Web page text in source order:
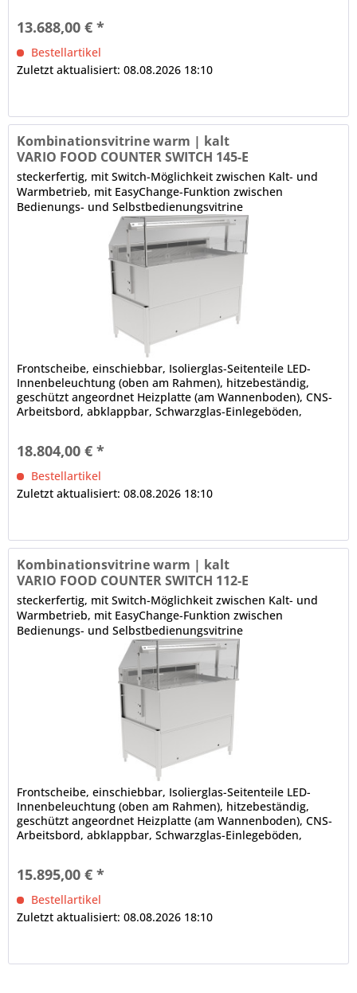
13.688,00 € *
Bestellartikel
Zuletzt aktualisiert: 08.08.2026 18:10
Kombinationsvitrine warm | kalt
VARIO FOOD COUNTER SWITCH 145-E
steckerfertig, mit Switch-Möglichkeit zwischen Kalt- und
Warmbetrieb, mit EasyChange-Funktion zwischen
Bedienungs- und Selbstbedienungsvitrine
Frontscheibe, einschiebbar, Isolierglas-Seitenteile LED-
Innenbeleuchtung (oben am Rahmen), hitzebeständig,
geschützt angeordnet Heizplatte (am Wannenboden), CNS-
Arbeitsbord, abklappbar, Schwarzglas-Einlegeböden,
18.804,00 € *
Bestellartikel
Zuletzt aktualisiert: 08.08.2026 18:10
Kombinationsvitrine warm | kalt
VARIO FOOD COUNTER SWITCH 112-E
steckerfertig, mit Switch-Möglichkeit zwischen Kalt- und
Warmbetrieb, mit EasyChange-Funktion zwischen
Bedienungs- und Selbstbedienungsvitrine
Frontscheibe, einschiebbar, Isolierglas-Seitenteile LED-
Innenbeleuchtung (oben am Rahmen), hitzebeständig,
geschützt angeordnet Heizplatte (am Wannenboden), CNS-
Arbeitsbord, abklappbar, Schwarzglas-Einlegeböden,
15.895,00 € *
Bestellartikel
Zuletzt aktualisiert: 08.08.2026 18:10